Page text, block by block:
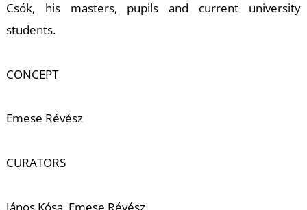
Csók, his masters, pupils and current university
students.
CONCEPT
Emese Révész
CURATORS